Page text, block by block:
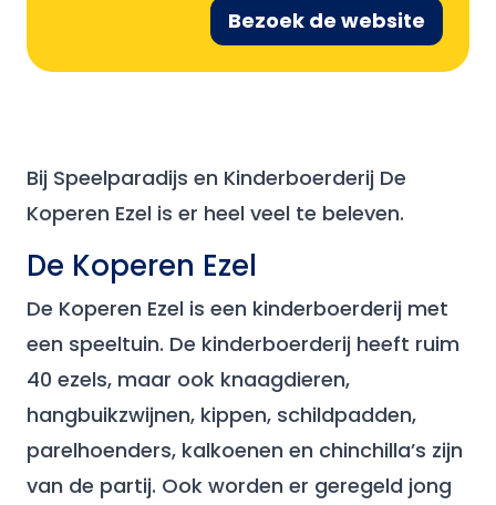
Bezoek de website
Bij Speelparadijs en Kinderboerderij De
Koperen Ezel is er heel veel te beleven.
De Koperen Ezel
De Koperen Ezel is een kinderboerderij met
een speeltuin. De kinderboerderij heeft ruim
40 ezels, maar ook knaagdieren,
hangbuikzwijnen, kippen, schildpadden,
parelhoenders, kalkoenen en chinchilla’s zijn
van de partij. Ook worden er geregeld jong